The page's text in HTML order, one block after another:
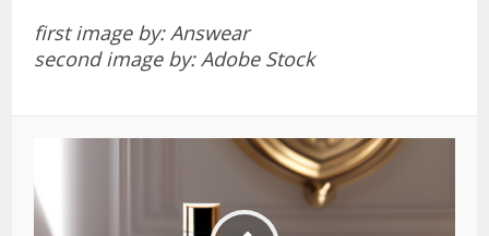
first image by: Answear
second image by: Adobe Stock